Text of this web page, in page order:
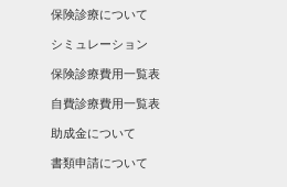
保険診療について
シミュレーション
保険診療費用一覧表
自費診療費用一覧表
助成金について
書類申請について